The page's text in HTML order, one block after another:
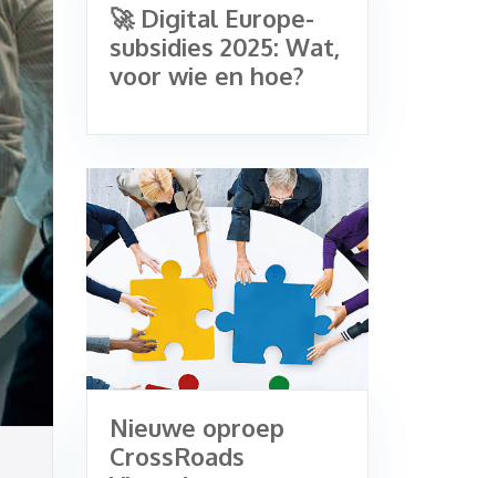
🚀 Digital Europe-
subsidies 2025: Wat,
voor wie en hoe?
Nieuwe oproep
CrossRoads